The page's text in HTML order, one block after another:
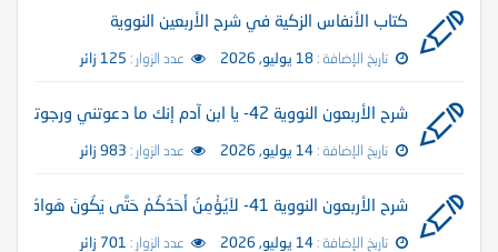
كتاب الأنفاس الزكية في شرح الأربعين النووية
تاريخ الإضافة :18 يوليو, 2026 عدد الزوار : 125 زائر
شرح الأربعون النووية 42- يا ابن آدم إنك ما دعوتني ورجوتني
تاريخ الإضافة :14 يوليو, 2026 عدد الزوار : 983 زائر
شرح الأربعون النووية 41- لاَيُؤْمِنُ أَحَدُكُمْ حَتَّى يَكُونَ هَواهُ تَبَعَاً لِمَا جِئْتُ بِهِ
تاريخ الإضافة :14 يوليو, 2026 عدد الزوار : 701 زائر